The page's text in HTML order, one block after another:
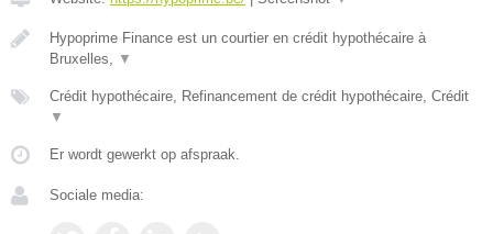
Hypoprime Finance est un courtier en crédit hypothécaire à
Bruxelles,
▼
Crédit hypothécaire, Refinancement de crédit hypothécaire, Crédit
▼
Er wordt gewerkt op afspraak.
Sociale media: